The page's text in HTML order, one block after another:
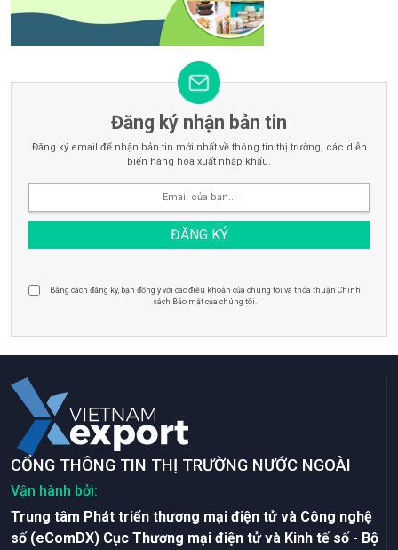
Đăng ký nhận bản tin
Đăng ký email để nhận bản tin mới nhất về thông tin thị trường, các diễn
biến hàng hóa xuất nhập khẩu.
Bằng cách đăng ký, bạn đồng ý với các điều khoản của chúng tôi và thỏa thuận Chính
sách Bảo mật của chúng tôi.
CỔNG THÔNG TIN THỊ TRƯỜNG NƯỚC NGOÀI
Vận hành bởi:
Trung tâm Phát triển thương mại điện tử và Công nghệ
số (eComDX) Cục Thương mại điện tử và Kinh tế số - Bộ